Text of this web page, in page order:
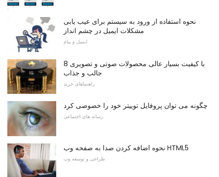
نحوه استفاده از ورود به سیستم برای عیب یابی
مشکلات ایمیل در چشم انداز
ایمیل و پیام
8 با کیفیت بسیار عالی محصولات صوتی و تصویری
جالب و جذاب
راهنماهای خرید
چگونه می توان پروفایل توییتر خود را خصوصی کرد
رسانه های اجتماعی
نحوه اضافه کردن صدا به صفحه وب HTML5
طراحی و توسعه وب